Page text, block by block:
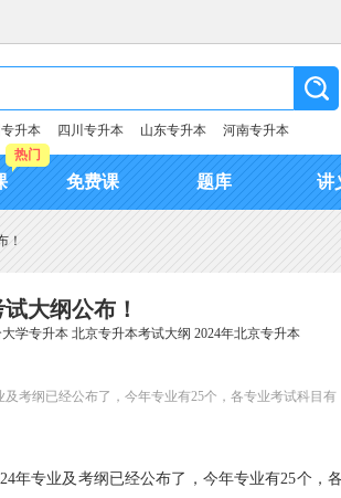
升本 四川专升本 山东专升本 河南专升本
热门
免费课 题库 讲
！
大纲公布！
学专升本 北京专升本考试大纲 2024年北京专升本
考纲已经公布了，今年专业有25个，各专业考试科目有
年专业及考纲已经公布了，今年专业有25个，